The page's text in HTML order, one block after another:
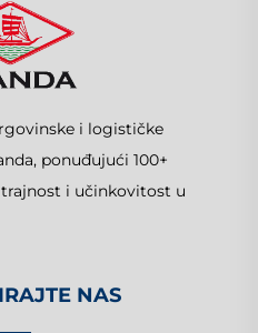
i logističke
ponuđujući 100+
i učinkovitost u
NAS